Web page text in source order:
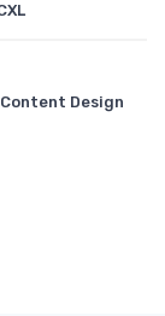
Design